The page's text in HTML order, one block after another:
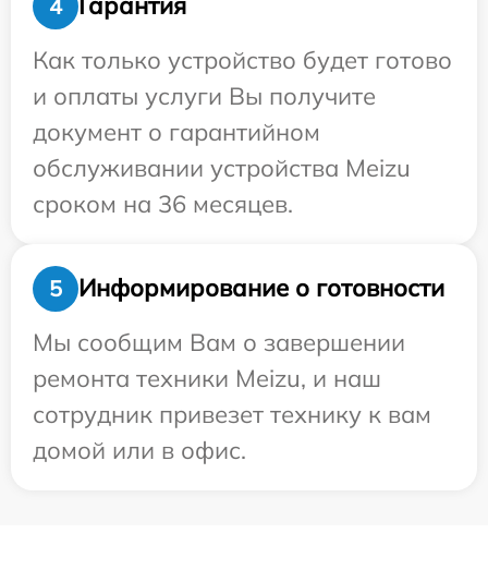
4
Как только устройство будет готово
и оплаты услуги Вы получите
документ о гарантийном
обслуживании устройства Meizu
сроком на 36 месяцев.
5
Информирование о готовности
Мы сообщим Вам о завершении
ремонта техники Meizu, и наш
сотрудник привезет технику к вам
домой или в офис.